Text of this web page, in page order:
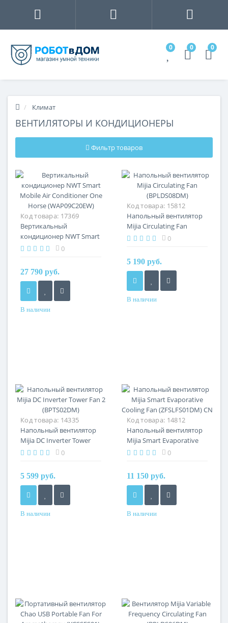
0 0 0
Климат
ВЕНТИЛЯТОРЫ И КОНДИЦИОНЕРЫ
Фильтр товаров
Код товара: 17369
Вертикальный
кондиционер NWT Smart
Mobile Air Conditioner
0
27 790 руб.
В наличии
Код товара: 15812
Напольный вентилятор
Mijia Circulating Fan
(BPLDS08DM)0
5 190 руб.
В наличии
Код товара: 14335
Напольный вентилятор
Mijia DC Inverter Tower
Fan 2 (BPTS02DM)
0
5 599 руб.
В наличии
Код товара: 14812
Напольный вентилятор
Mijia Smart Evaporative
Cooling Fan (ZFSLFS01DM)
0
11 150 руб.
В наличии